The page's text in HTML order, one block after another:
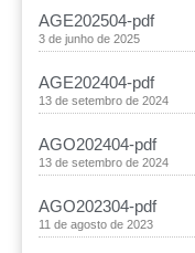
AGE202504-pdf
3 de junho de 2025
AGE202404-pdf
13 de setembro de 2024
AGO202404-pdf
13 de setembro de 2024
AGO202304-pdf
11 de agosto de 2023